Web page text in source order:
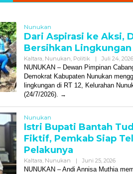
Nunukan
Dari Aspirasi ke Aksi,
Bersihkan Lingkungan
Kaltara, Nunukan, Politik | Juli 24, 2026
NUNUKAN – Dewan Pimpinan
Demokrat Kabupaten Nunukan
lingkungan di RT 12, Kelurahan
(24/7/2026).
Nunukan
Istri Bupati Bantah
Fiktif, Pemkab Siap
Pelakunya
Kaltara, Nunukan | Juni 25, 2026Oleh
NUNUKAN – Andi Annisa Muthia